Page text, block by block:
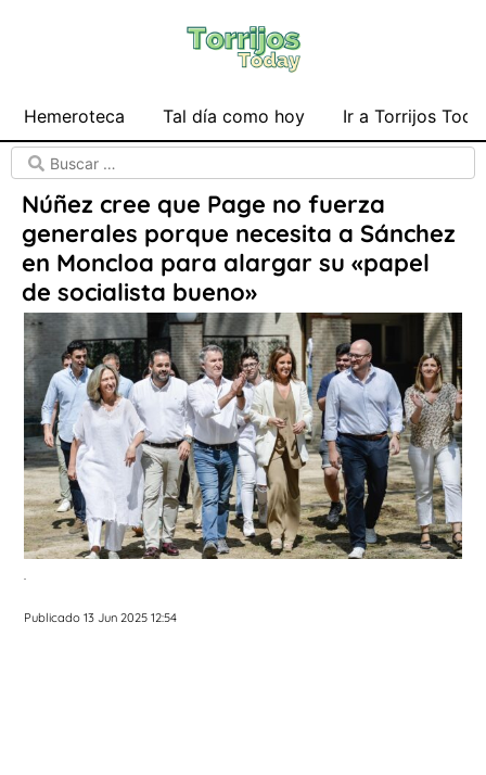
Hemeroteca Tal día como hoy Ir a Torrijos
Núñez cree que Page no fuerza
generales porque necesita a Sánchez
en Moncloa para alargar su «papel
de socialista bueno»
.
Publicado 13 Jun 2025 12:54